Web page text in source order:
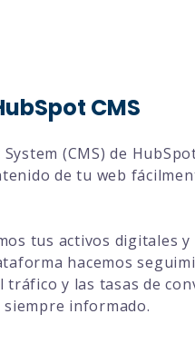
CMS
(CMS) de
de tu web
tus activos digitales y
hacemos
y las tasas de
informado.